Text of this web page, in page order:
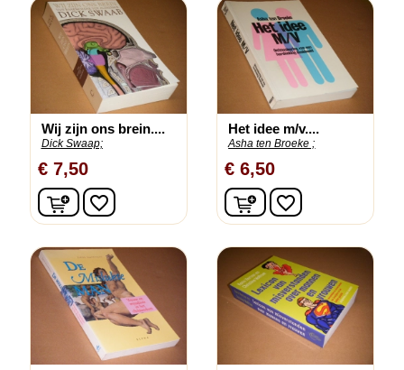
Wij zijn ons brein....
Dick Swaap;
€ 7,50
In winkelwagen
favorite_border
Het idee m/v....
Asha ten Broeke ;
€ 6,50
In winkelwagen
favorite_border